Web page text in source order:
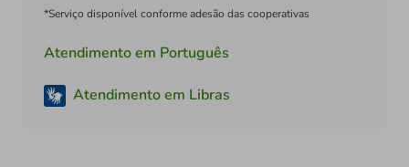
*Serviço disponível conforme adesão das cooperativas
Atendimento em Português
Atendimento em Libras